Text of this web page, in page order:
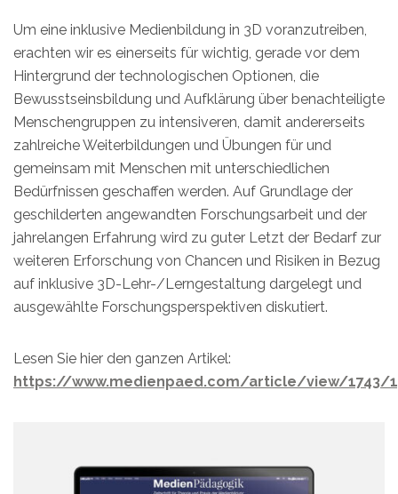
Um eine inklusive Medienbildung in 3D voranzutreiben,
erachten wir es einerseits für wichtig, gerade vor dem
Hintergrund der technologischen Optionen, die
Bewusstseinsbildung und Aufklärung über benachteiligte
Menschengruppen zu intensiveren, damit andererseits
zahlreiche Weiterbildungen und Übungen für und
gemeinsam mit Menschen mit unterschiedlichen
Bedürfnissen geschaffen werden. Auf Grundlage der
geschilderten angewandten Forschungsarbeit und der
jahrelangen Erfahrung wird zu guter Letzt der Bedarf zur
weiteren Erforschung von Chancen und Risiken in Bezug
auf inklusive 3D-Lehr-/Lerngestaltung dargelegt und
ausgewählte Forschungsperspektiven diskutiert.
Lesen Sie hier den ganzen Artikel:
https://www.medienpaed.com/article/view/1743/